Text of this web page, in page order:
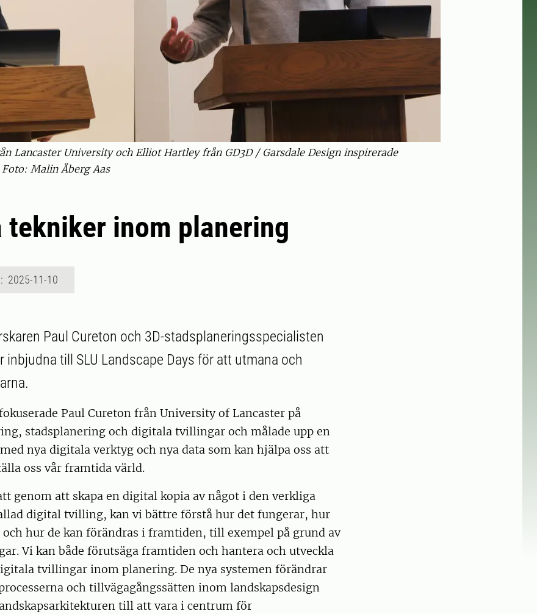
Lancaster University och Elliot Hartley från GD3D / Garsdale Design inspirerade
Foto: Malin Åberg Aas
tekniker inom planering
2025-11-10
Paul Cureton och 3D-stadsplaneringsspecialisten
inbjudna till SLU Landscape Days för att utmana och
Paul Cureton från University of Lancaster på
stadsplanering och digitala tvillingar och målade upp en
nya digitala verktyg och nya data som kan hjälpa oss att
oss vår framtida värld.
genom att skapa en digital kopia av något i den verkliga
digital tvilling, kan vi bättre förstå hur det fungerar, hur
hur de kan förändras i framtiden, till exempel på grund av
Vi kan både förutsäga framtiden och hantera och utveckla
tvillingar inom planering. De nya systemen förändrar
och tillvägagångssätten inom landskapsdesign
till att vara i centrum för